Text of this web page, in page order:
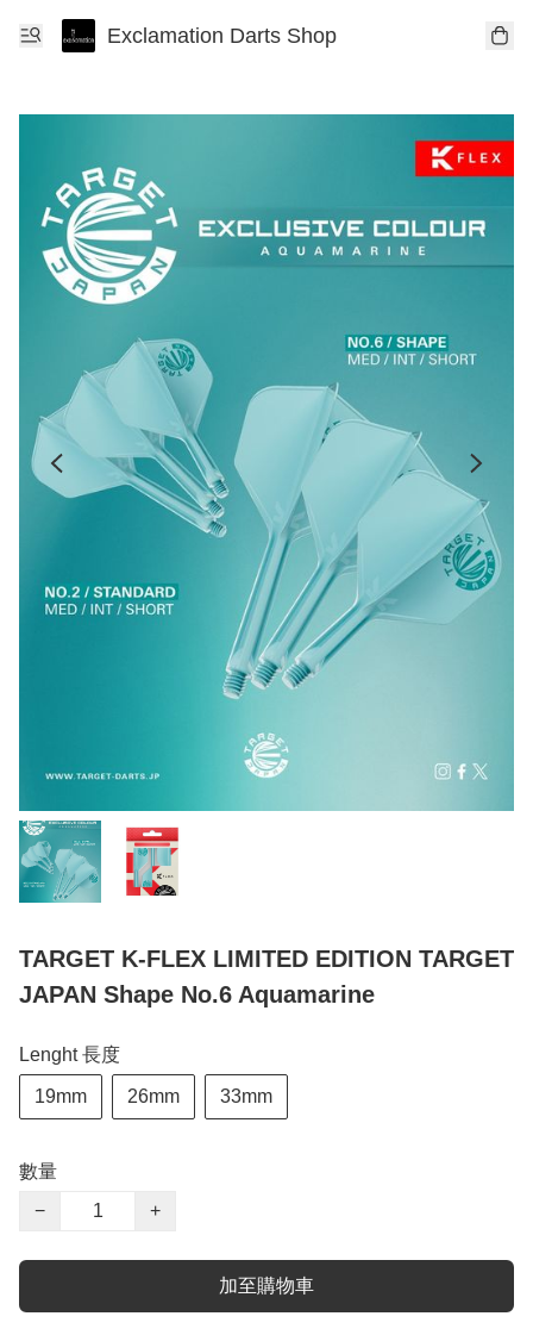
Exclamation Darts Shop
TARGET K-FLEX LIMITED EDITION TARGET
JAPAN Shape No.6 Aquamarine
Lenght 長度
19mm 26mm 33mm
數量
−
+
加至購物車